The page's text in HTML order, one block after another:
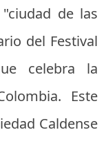
de las
del Festival
celebra la
Este
Caldense